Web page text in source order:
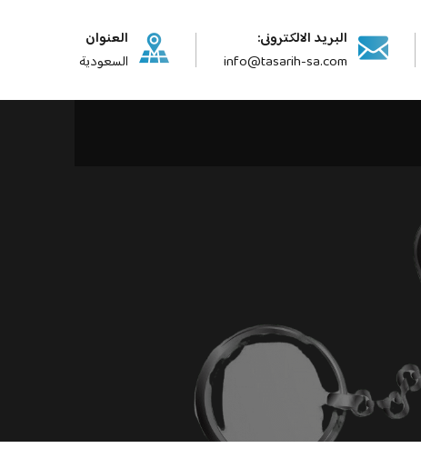
البريد الالكترونى:
info@tasarih-sa.com
العنوان
السعودية